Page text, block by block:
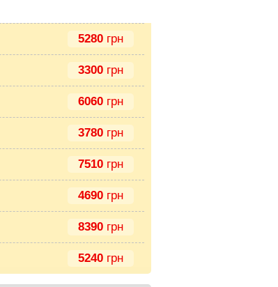
5280 грн
3300 грн
6060 грн
3780 грн
7510 грн
4690 грн
8390 грн
5240 грн